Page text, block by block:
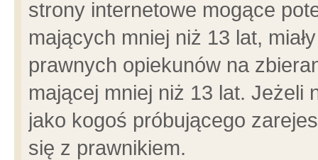
strony internetowe mogące
mających mniej niż 13 lat,
prawnych opiekunów na
mającej mniej niż 13 lat. Jeżeli
jako kogoś próbującego
się z prawnikiem.